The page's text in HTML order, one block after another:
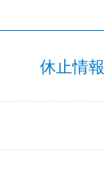
休止情報